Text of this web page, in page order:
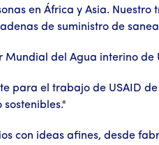
en África y Asia.
de suministro de
del Agua interino de
para el trabajo de USAID
con ideas afines, desde